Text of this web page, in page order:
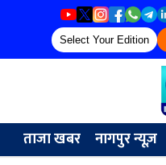
Select Your Edition
ताजा खबर नागपुर न्यूज़